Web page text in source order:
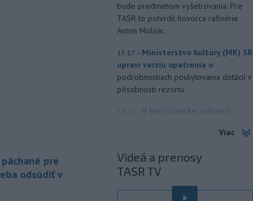
pre
odsúdiť v
bude predmetom vyšetrovania. Pre
TASR to potvrdil hovorca rafinérie
Anton Molnár.
15:17 - Ministerstvo kultúry (MK) SR
upraví verziu opatrenia o
podrobnostiach poskytovania dotácií v
pôsobnosti rezortu.
V bratislavskej rafinérii
TASR o tom informovala
nebezpečenstvo.
na festivale môže byť vyššia
Viac
Videá a prenosy
TASR TV